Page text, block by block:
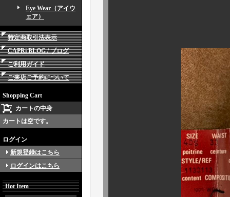
Eye Wear（アイウ
ェア）
特定商取引法表示
CAPRi BLOG / ブログ
ご利用ガイド
ご来店ご予約について
Shopping Cart
カートの中身
カートは空です。
ログイン
新規登録はこちら
ログインはこちら
Hot Item